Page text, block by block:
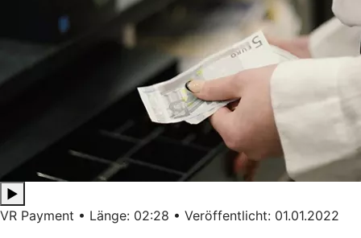
▶
VR Payment • Länge: 02:28 • Veröffentlicht: 01.01.2022